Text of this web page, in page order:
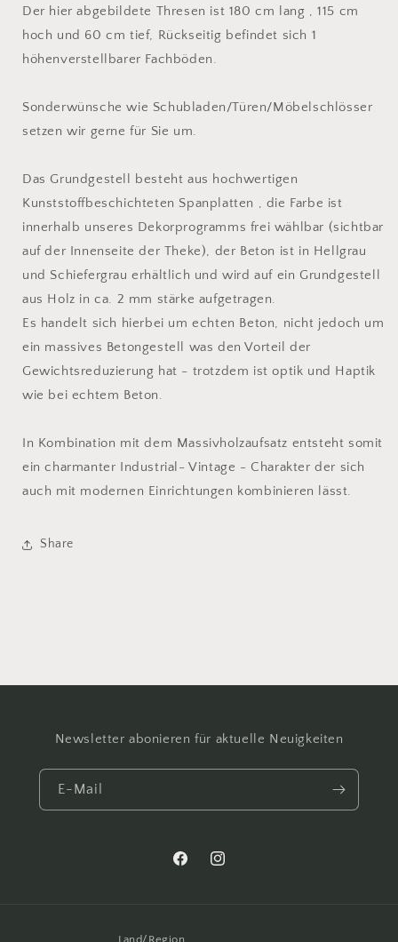
Der hier abgebildete Thresen ist 180 cm lang , 115 cm
hoch und 60 cm tief, Rückseitig befindet sich 1
höhenverstellbarer Fachböden.
Sonderwünsche wie Schubladen/Türen/Möbelschlösser
setzen wir gerne für Sie um.
Das Grundgestell besteht aus hochwertigen
Kunststoffbeschichteten Spanplatten , die Farbe ist
innerhalb unseres Dekorprogramms frei wählbar (sichtbar
auf der Innenseite der Theke), der Beton ist in Hellgrau
und Schiefergrau erhältlich und wird auf ein Grundgestell
aus Holz in ca. 2 mm stärke aufgetragen.
Es handelt sich hierbei um echten Beton, nicht jedoch um
ein massives Betongestell was den Vorteil der
Gewichtsreduzierung hat - trotzdem ist optik und Haptik
wie bei echtem Beton.
In Kombination mit dem Massivholzaufsatz entsteht somit
ein charmanter Industrial- Vintage - Charakter der sich
auch mit modernen Einrichtungen kombinieren lässt.
Share
Newsletter abonieren für aktuelle Neuigkeiten
E-Mail
FacebookInstagram
Land/Region